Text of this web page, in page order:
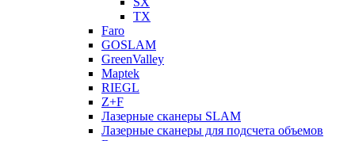
TX
Faro
GOSLAM
GreenValley
Maptek
RIEGL
Z+F
Лазерные сканеры SLAM
Лазерные сканеры для подсчета объемов